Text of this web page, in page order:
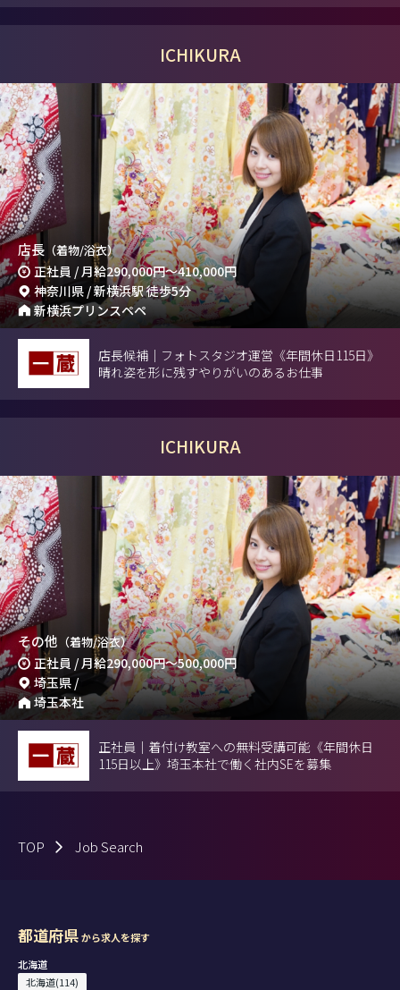
ICHIKURA
店長 （着物/浴衣）
正社員 / 月給290,000円～410,000円
神奈川県 / 新横浜駅 徒歩5分
新横浜プリンスペペ
店長候補｜フォトスタジオ運営《年間休日115日》
晴れ姿を形に残すやりがいのあるお仕事
ICHIKURA
その他 （着物/浴衣）
正社員 / 月給290,000円～500,000円
埼玉県 /
埼玉本社
正社員｜着付け教室への無料受講可能《年間休日
115日以上》埼玉本社で働く社内SEを募集
TOP Job Search
都道府県から求人を探す
北海道
北海道(114)